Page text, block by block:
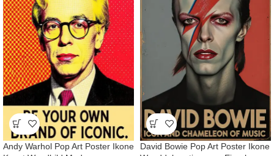
Andy Warhol Pop Art Poster Ikone
David Bowie Pop Art Poster Ikone